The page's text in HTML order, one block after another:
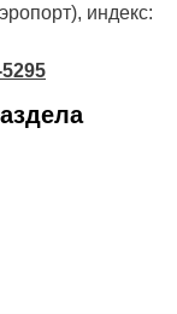
индекс: